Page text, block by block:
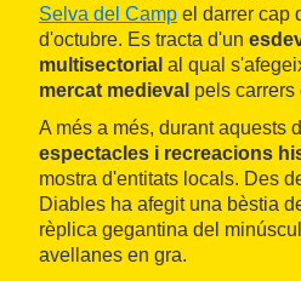
Selva del Camp el darrer cap
d'octubre. Es tracta d'un
multisectorial al qual
mercat medieval pels carrers
A més a més, durant aquests
espectacles i recreacions
mostra d'entitats locals. Des
Diables ha afegit una bèstia
rèplica gegantina del
avellanes en gra.